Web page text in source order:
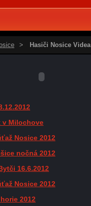
> Hasiči Nosice Videa
v Milochove
Nosice 2012
nočná 2012
16.6.2012
Nosice 2012
2012